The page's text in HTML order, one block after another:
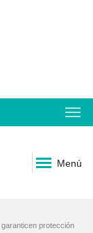
Menú
protección